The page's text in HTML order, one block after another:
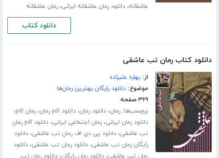
عاشقانه،دانلود رمان عاشقانه ایرانی،رمان عاشقانه
دانلود کتاب
دانلود کتاب رمان تب عاشقی
از:بهاره علیزاده
موضوع:دانلود رایگان بهترین رمان‌ها
۳۶۹ صفحه
برچسب‌ها:رمان،دانلود رمان،دانلود pdf رمان ،رمان pdf ،
دانلود رمان ایرانی،رمان اجتماعی ایرانی،
دانلود pdf رمان
تب عاشقی،دانلود پی دی اف رمان تب عاشقی،دانلود
رایگان رمان تب عاشقی،دانلود رمان تب عاشقی،دانلود
رمان تب عاشقی،دانلود رمان رایگان،دانلود رمان تب